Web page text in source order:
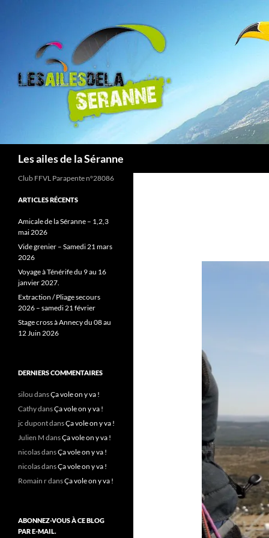
Les ailes de la Séranne
Club FFVL Parapente n°28086
ARTICLES RÉCENTS
Amicale de la Séranne – 1,2,3
mai 2026
Vide grenier – Samedi 21 mars
2026
Voyage à Ténérife du 9 au 16
janvier 2027.
Extraction / Pliage secours
2026 – samedi 21 février
Stage cross à Annecy du 08 au
12 Juin 2026
DERNIERS COMMENTAIRES
silou dansÇa vole on y va !
CathydansÇa vole on y va !
jc dupontdansÇa vole on y va !
Julien M dansÇa vole on y va !
nicolasdansÇa vole on y va !
nicolasdansÇa vole on y va !
Romain rdansÇa vole on y va !
ABONNEZ-VOUS À CE BLOG
PAR E-MAIL.